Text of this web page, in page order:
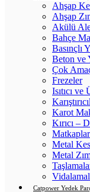
Ahşap
Ahşap
Akülü
Bahçe
Basınçlı
Beton ve
Çok
Frezeler
Isıtıcı
Karot
Kırıcı –
Matkaplar
Metal
Metal
Catpower Yedek